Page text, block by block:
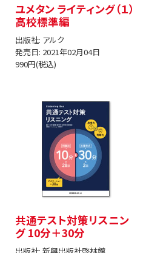
ユメタン ライティング（１）
高校標準編
出版社: アルク
発売日: 2021年02月04日
990円(税込)
共通テスト対策リスニン
グ 10分＋30分
出版社: 新興出版社啓林館